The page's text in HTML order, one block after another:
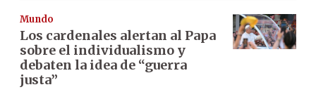
Mundo
Los cardenales alertan al Papa
sobre el individualismo y
debaten la idea de “guerra
justa”